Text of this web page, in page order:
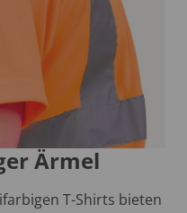
Ärmel
T-Shirts bieten